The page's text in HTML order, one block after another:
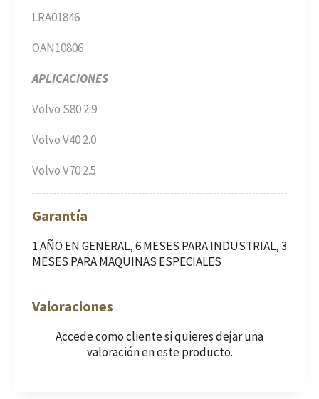
LRA01846
OAN10806
APLICACIONES
Volvo S80 2.9
Volvo V40 2.0
Volvo V70 2.5
Garantía
1 AÑO EN GENERAL, 6 MESES PARA INDUSTRIAL, 3
MESES PARA MAQUINAS ESPECIALES
Valoraciones
Accede como clientesi quieres dejar una
valoración en este producto.